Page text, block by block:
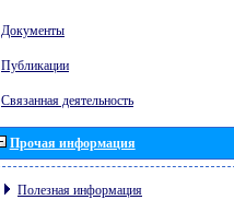
Документы
Публикации
Связанная деятельность
Прочая информация
Полезная информация